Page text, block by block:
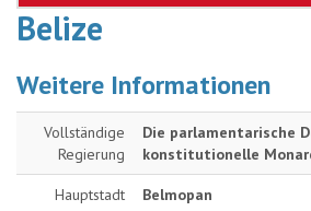
Belize
Weitere Informationen
Vollständige
Regierung
Die parlamentarische
konstitutionelle
Hauptstadt Belmopan